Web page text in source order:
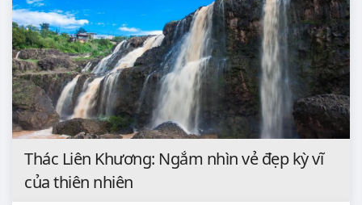
Thác Liên Khương: Ngắm nhìn vẻ đẹp kỳ vĩ
của thiên nhiên